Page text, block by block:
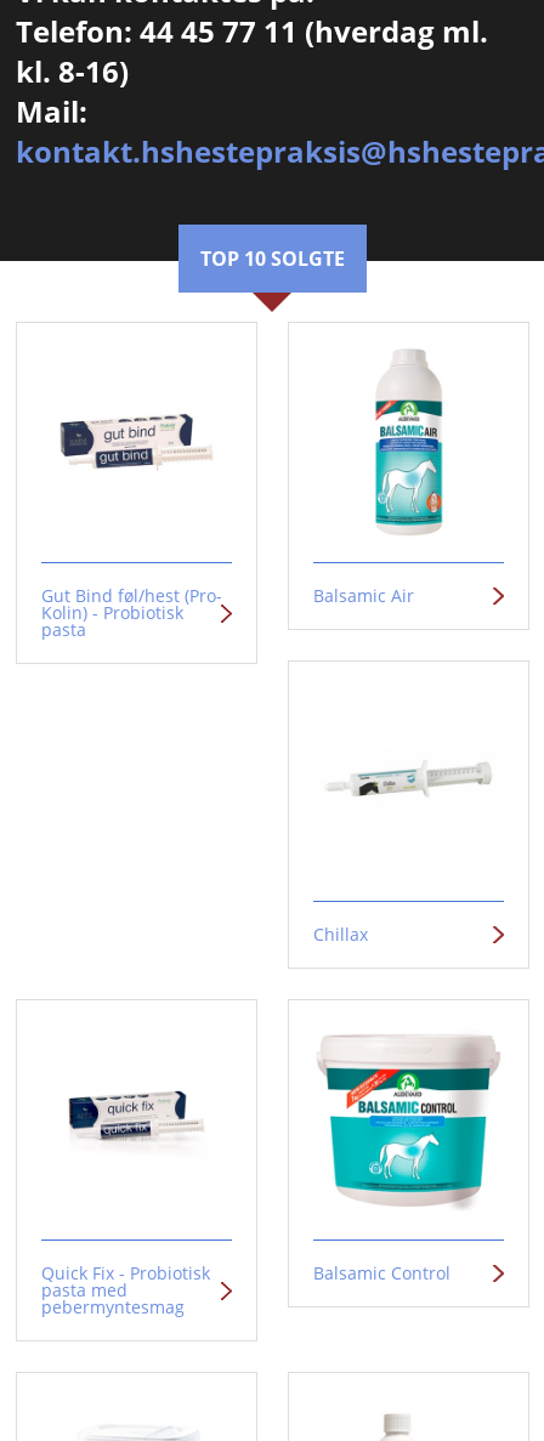
Telefon: 44 45 77 11 (hverdag ml.
kl. 8-16)
Mail:
TOP 10 SOLGTE
Gut Bind føl/hest (Pro-
Kolin) - Probiotisk
pasta
Balsamic Air
Chillax
Quick Fix - Probiotisk
pasta med
pebermyntesmag
Balsamic Control